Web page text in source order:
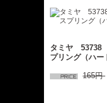
タミヤ 53738
プリング（ハー
165円